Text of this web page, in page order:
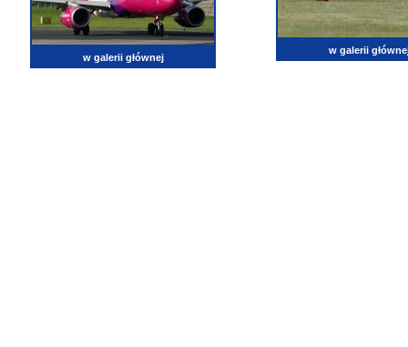
w galerii głównej
w galerii